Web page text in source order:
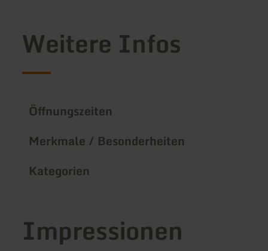
Weitere Infos
Öffnungszeiten
Merkmale / Besonderheiten
Kategorien
Impressionen